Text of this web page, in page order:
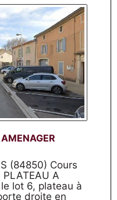
(84850) Cours
A
lot 6, plateau à
droite en